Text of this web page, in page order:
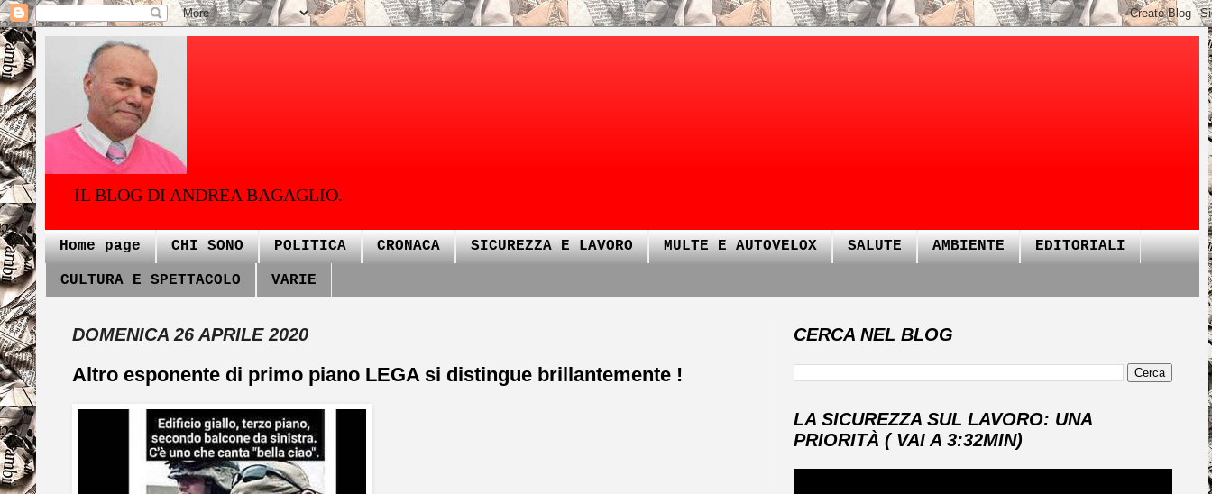
IL BLOG DI ANDREA BAGAGLIO.
Home page CHI SONO POLITICA CRONACA SICUREZZA E LAVORO MULTE E AUTOVELOX SALUTE AMBIENTE EDITORIALI
CULTURA E SPETTACOLO VARIE
DOMENICA 26 APRILE 2020
Altro esponente di primo piano LEGA si distingue brillantemente !
CERCA NEL BLOG
LA SICUREZZA SUL LAVORO: UNA
PRIORITÀ ( VAI A 3:32MIN)